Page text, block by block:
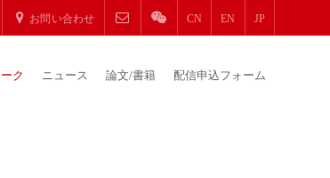
お問い合わせ CN EN JP
ク ニュース 論文/書籍 配信申込フォーム